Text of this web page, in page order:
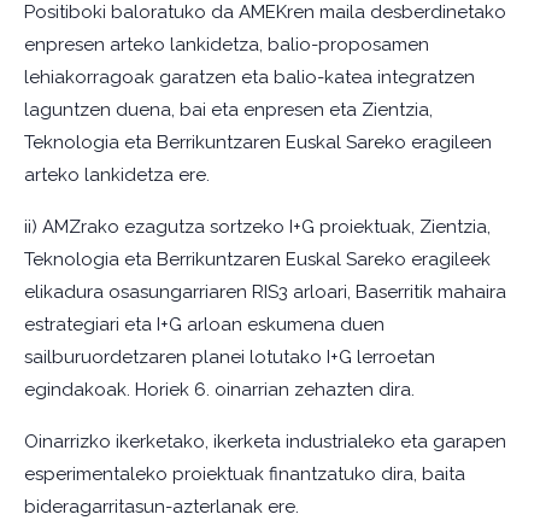
Positiboki baloratuko da AMEKren maila desberdinetako
enpresen arteko lankidetza, balio-proposamen
lehiakorragoak garatzen eta balio-katea integratzen
laguntzen duena, bai eta enpresen eta Zientzia,
Teknologia eta Berrikuntzaren Euskal Sareko eragileen
arteko lankidetza ere.
ii) AMZrako ezagutza sortzeko I+G proiektuak, Zientzia,
Teknologia eta Berrikuntzaren Euskal Sareko eragileek
elikadura osasungarriaren RIS3 arloari, Baserritik mahaira
estrategiari eta I+G arloan eskumena duen
sailburuordetzaren planei lotutako I+G lerroetan
egindakoak. Horiek 6. oinarrian zehazten dira.
Oinarrizko ikerketako, ikerketa industrialeko eta garapen
esperimentaleko proiektuak finantzatuko dira, baita
bideragarritasun-azterlanak ere.